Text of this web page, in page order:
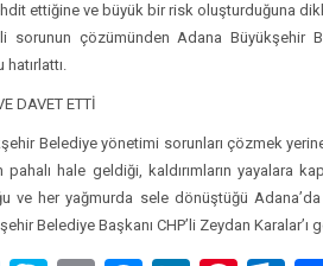
ettiğine ve büyük bir risk oluşturduğuna
sorunun çözümünden Adana Büyükşehir
DAVET ETTİ
Belediye yönetimi sorunları çözmek
hale geldiği, kaldırımların yayalara
ve her yağmurda sele dönüştüğü
Belediye Başkanı CHP’li Zeydan Karalar’ı